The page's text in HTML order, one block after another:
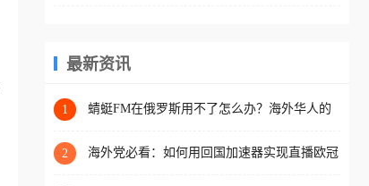
区工作、留学、定居等，都
权限制所困扰。
回国加速器，即可解决「海
版权限制」的问题，无论人
最新资讯
1
蜻蜓FM在俄罗斯用不了怎么办？海外华人的
2
海外党必看：如何用回国加速器实现直播欧冠